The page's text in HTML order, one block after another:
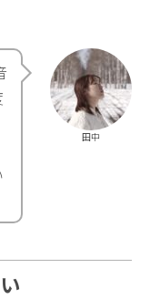
田中